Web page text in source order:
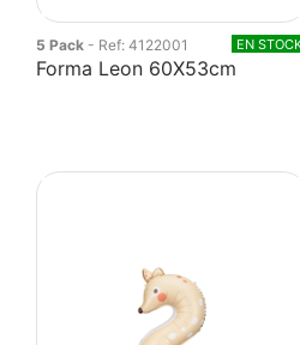
5 Pack - Ref: 4122001 EN
Forma Leon 60X53cm